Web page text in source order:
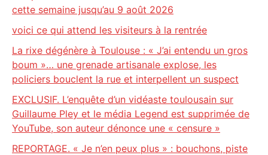
cette semaine jusqu’au 9 août 2026
voici ce qui attend les visiteurs à la rentrée
La rixe dégénère à Toulouse : « J’ai entendu un gros
boum »… une grenade artisanale explose, les
policiers bouclent la rue et interpellent un suspect
EXCLUSIF. L’enquête d’un vidéaste toulousain sur
Guillaume Pley et le média Legend est supprimée de
YouTube, son auteur dénonce une « censure »
REPORTAGE. « Je n’en peux plus » : bouchons, piste